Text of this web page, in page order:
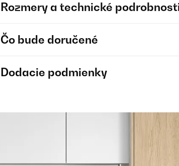
Rozmery a technické
Čo bude doručené
Dodacie podmienky